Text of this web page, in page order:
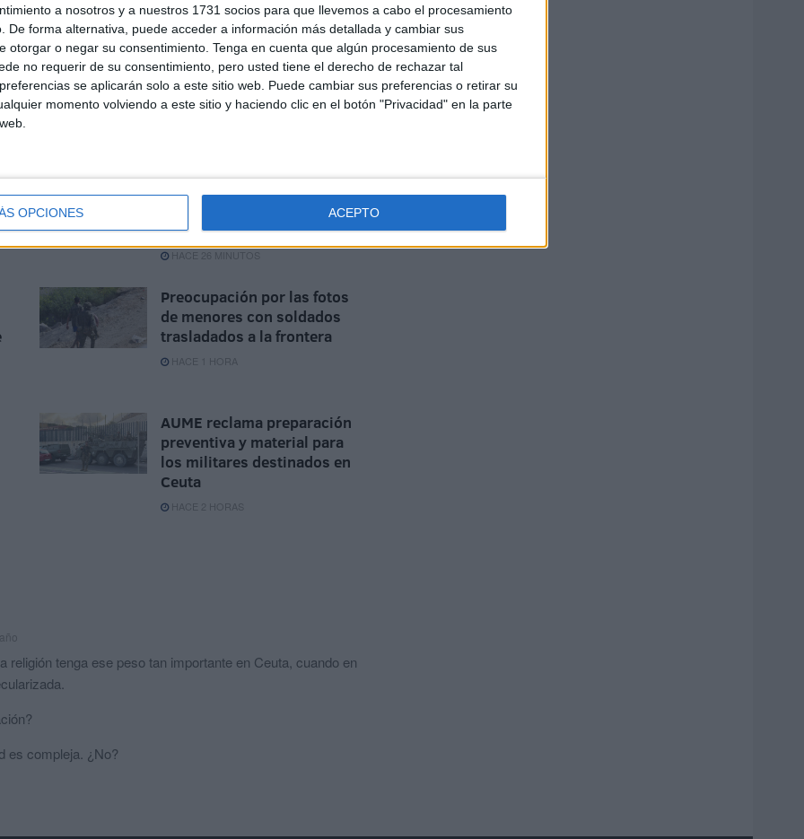
a nosotros y a nuestros 1731 socios para que llevemos a cabo el procesamiento
De forma alternativa, puede acceder a información más detallada y cambiar sus
otorgar o negar su consentimiento. Tenga en cuenta que algún procesamiento de sus
no requerir de su consentimiento, pero usted tiene el derecho de rechazar tal
se aplicarán solo a este sitio web. Puede cambiar sus preferencias o retirar su
momento volviendo a este sitio y haciendo clic en el botón "Privacidad" en la parte
OPCIONES ACEPTO
no seguir de perfil, callados. En democracia
no hemos podido escuchar.
Aplazado el amistoso entre
el Ittihad de Tánger y el FC
Barcelona
HACE 26 MINUTOS
Preocupación por las fotos
de menores con soldados
trasladados a la frontera
HACE 1 HORA
AUME reclama preparación
preventiva y material para
los militares destinados en
Ceuta
HACE 2 HORAS
tenga ese peso tan importante en Ceuta, cuando en
es compleja. ¿No?